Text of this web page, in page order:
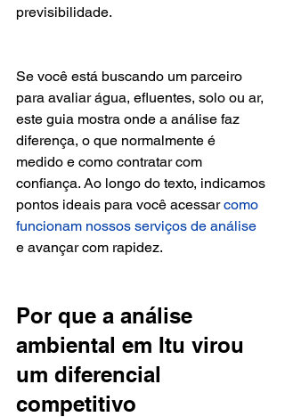
previsibilidade.
Se você está buscando um parceiro
para avaliar água, efluentes, solo ou ar,
este guia mostra onde a análise faz
diferença, o que normalmente é
medido e como contratar com
confiança. Ao longo do texto, indicamos
pontos ideais para você acessar como
funcionam nossos serviços de análise
e avançar com rapidez.
Por que a análise
ambiental em Itu virou
um diferencial
competitivo